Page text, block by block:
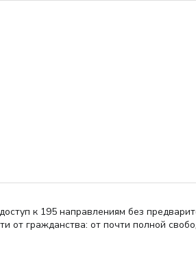
к 195 направлениям без
от гражданства: от почти полной